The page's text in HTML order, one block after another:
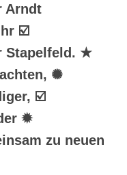
Arndt
☑️
Stapelfeld. ★
✺
☑️
✹
zu neuen